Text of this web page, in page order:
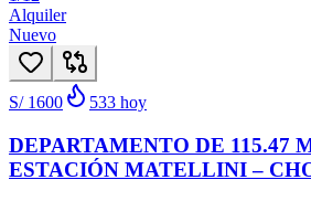
Alquiler
Nuevo
S/ 1600 533 hoy
DEPARTAMENTO DE 115.47
ESTACIÓN MATELLINI –